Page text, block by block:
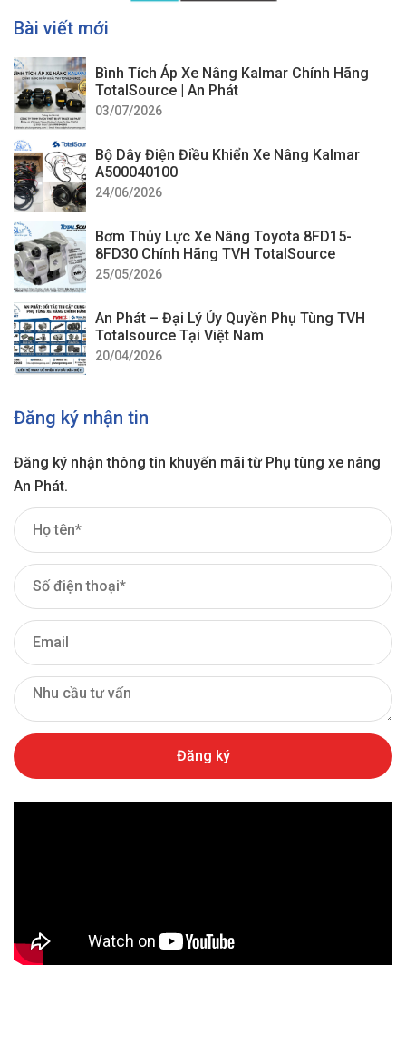
Bài viết mới
Bình Tích Áp Xe Nâng Kalmar Chính Hãng
TotalSource | An Phát
03/07/2026
Bộ Dây Điện Điều Khiển Xe Nâng Kalmar
A500040100
24/06/2026
Bơm Thủy Lực Xe Nâng Toyota 8FD15-
8FD30 Chính Hãng TVH TotalSource
25/05/2026
An Phát – Đại Lý Ủy Quyền Phụ Tùng TVH
Totalsource Tại Việt Nam
20/04/2026
Đăng ký nhận tin
Đăng ký nhận thông tin khuyến mãi từ Phụ tùng xe nâng
An Phát.